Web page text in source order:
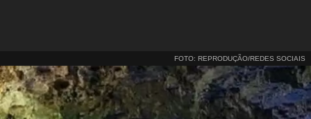
FOTO: REPRODUÇÃO/REDES SOCIAIS